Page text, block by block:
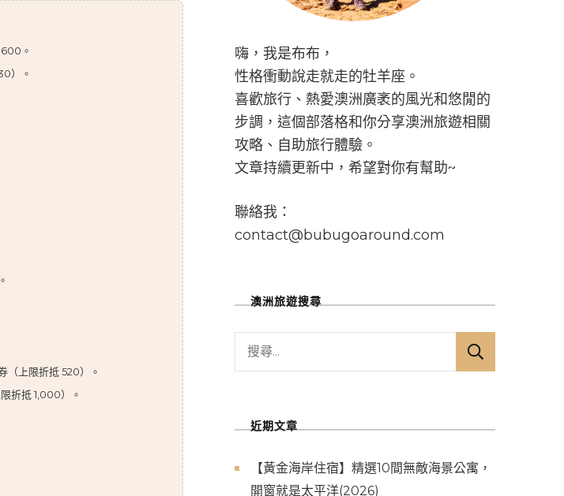
。
）。
（上限折抵 520）。
折抵 1,000）。
嗨，我是布布，
性格衝動說走就走的牡羊座。
喜歡旅行、熱愛澳洲廣袤的風光和悠閒的
步調，這個部落格和你分享澳洲旅遊相關
攻略、自助旅行體驗。
文章持續更新中，希望對你有幫助~
聯絡我：
contact@bubugoaround.com
澳洲旅遊搜尋
字:近期文章
【黃金海岸住宿】精選10間無敵海景公寓，
開窗就是太平洋(2026)